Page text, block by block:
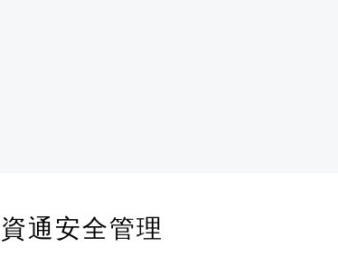
資通安全管理